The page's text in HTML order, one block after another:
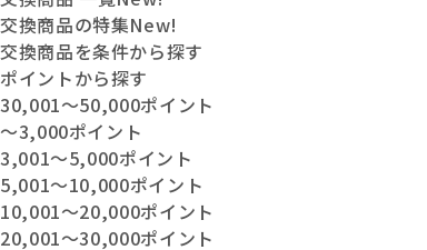
交換商品の特集New!
交換商品を条件から探す
ポイントから探す
30,001〜50,000ポイント
〜3,000ポイント
3,001〜5,000ポイント
5,001〜10,000ポイント
10,001〜20,000ポイント
20,001〜30,000ポイント